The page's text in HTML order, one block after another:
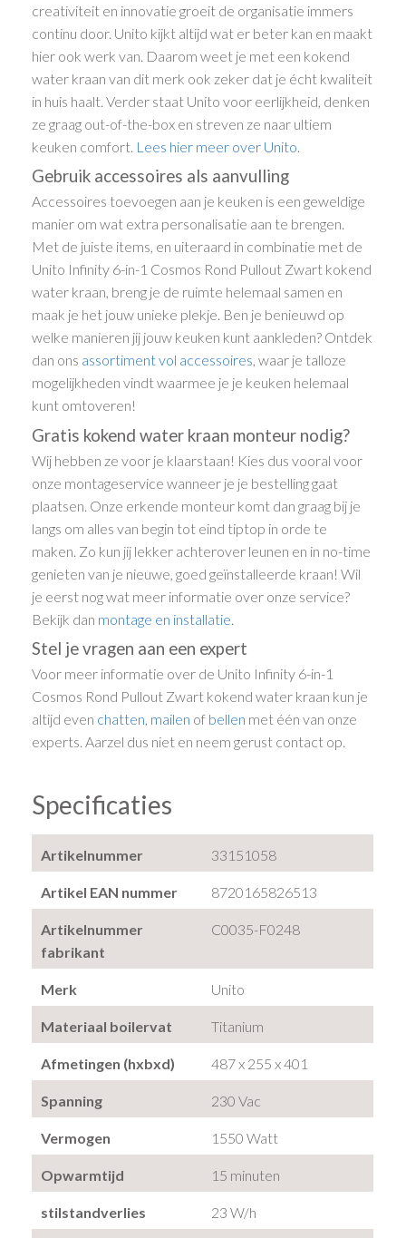
creativiteit en innovatie groeit de organisatie immers
continu door. Unito kijkt altijd wat er beter kan en maakt
hier ook werk van. Daarom weet je met een kokend
water kraan van dit merk ook zeker dat je écht kwaliteit
in huis haalt. Verder staat Unito voor eerlijkheid, denken
ze graag out-of-the-box en streven ze naar ultiem
keuken comfort. Lees hier meer over Unito
Gebruik accessoires als aanvulling
Accessoires toevoegen aan je keuken is een geweldige
manier om wat extra personalisatie aan te brengen.
Met de juiste items, en uiteraard in combinatie met de
Unito Infinity 6-in-1 Cosmos Rond Pullout Zwart kokend
water kraan, breng je de ruimte helemaal samen en
maak je het jouw unieke plekje. Ben je benieuwd op
welke manieren jij jouw keuken kunt aankleden? Ontdek
dan ons assortiment vol accessoires, waar je talloze
mogelijkheden vindt waarmee je je keuken helemaal
kunt omtoveren!
Gratis kokend water kraan monteur nodig?
Wij hebben ze voor je klaarstaan! Kies dus vooral voor
onze montageservice wanneer je je bestelling gaat
plaatsen. Onze erkende monteur komt dan graag bij je
langs om alles van begin tot eind tiptop in orde te
maken. Zo kun jij lekker achterover leunen en in no-time
genieten van je nieuwe, goed geïnstalleerde kraan! Wil
je eerst nog wat meer informatie over onze service?
Bekijk dan montage en installatie
Stel je vragen aan een expert
Voor meer informatie over de Unito Infinity 6-in-1
Cosmos Rond Pullout Zwart kokend water kraan kun je
altijd even chatten, mailen of bellen met één van onze
experts. Aarzel dus niet en neem gerust contact op.
Specificaties
Artikelnummer 33151058
Artikel EAN nummer 8720165826513
Artikelnummer
fabrikant
C0035-F0248
Merk Unito
Materiaal boilervat Titanium
Afmetingen (hxbxd) 487 x 255 x 401
Spanning 230 Vac
Vermogen 1550 Watt
Opwarmtijd 15 minuten
stilstandverlies 23 W/h